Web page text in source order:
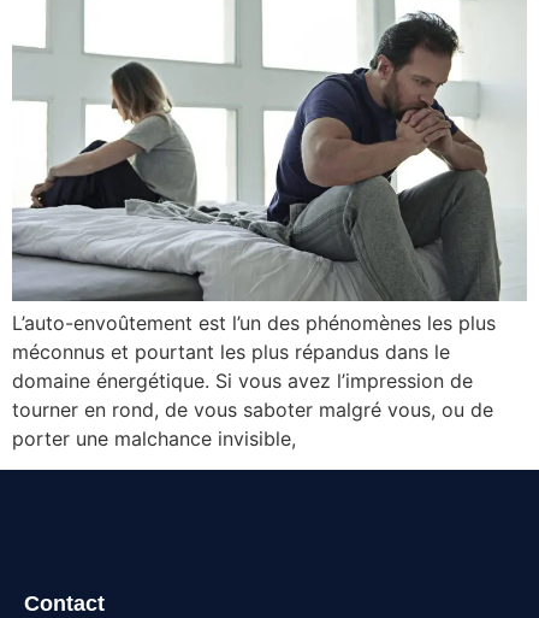
L’auto-envoûtement est l’un des phénomènes les plus
méconnus et pourtant les plus répandus dans le
domaine énergétique. Si vous avez l’impression de
tourner en rond, de vous saboter malgré vous, ou de
porter une malchance invisible,
Contact